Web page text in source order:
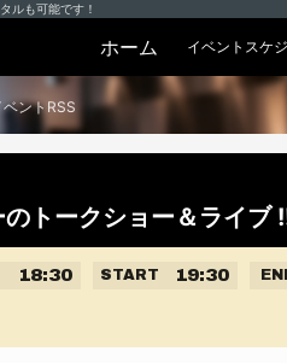
ルも可能です！
ホーム イベントスケ
ベントRSS
トークショー＆ライブ
18:30 START 19:30